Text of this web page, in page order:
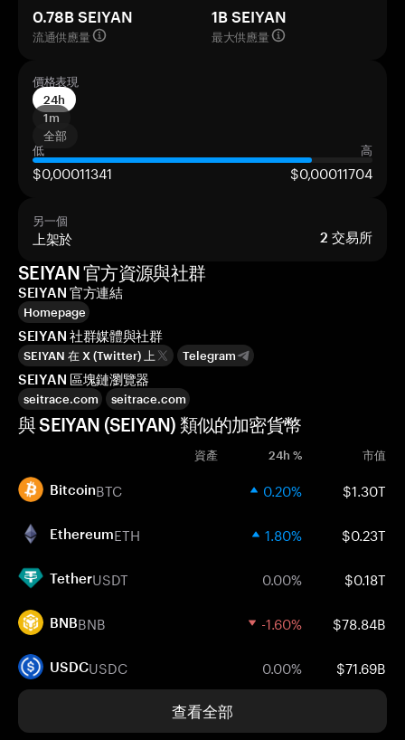
0.78B SEIYAN
流通供應量
1B SEIYAN
最大供應量
價格表現
24h
1m
全部
低
高
$0,00011341 $0,00011704
另一個
上架於 2 交易所
SEIYAN 官方資源與社群
SEIYAN 官方連結
Homepage
SEIYAN 社群媒體與社群
SEIYAN 在 X (Twitter) 上 Telegram
SEIYAN 區塊鏈瀏覽器
seitrace.com seitrace.com
與 SEIYAN (SEIYAN) 類似的加密貨幣
資產 24h % 市值
BitcoinBTC 0.20% $1.30T
EthereumETH 1.80% $0.23T
TetherUSDT 0.00% $0.18T
BNBBNB -1.60% $78.84B
USDCUSDC 0.00% $71.69B
查看全部